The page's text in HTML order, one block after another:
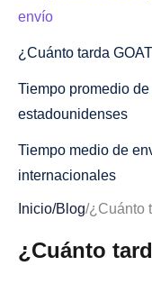
envío
¿Cuánto tarda
Tiempo promedio
estadounidenses
Tiempo medio de
internacionales
Por qué el tiempo
Inicio/Blog/¿Cuánto
¿Cuánto